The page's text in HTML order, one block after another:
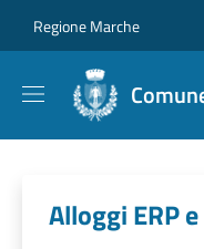
Regione Marche
Alloggi ERP